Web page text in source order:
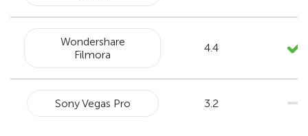
Wondershare
Filmora
4.4
Sony Vegas Pro 3.2